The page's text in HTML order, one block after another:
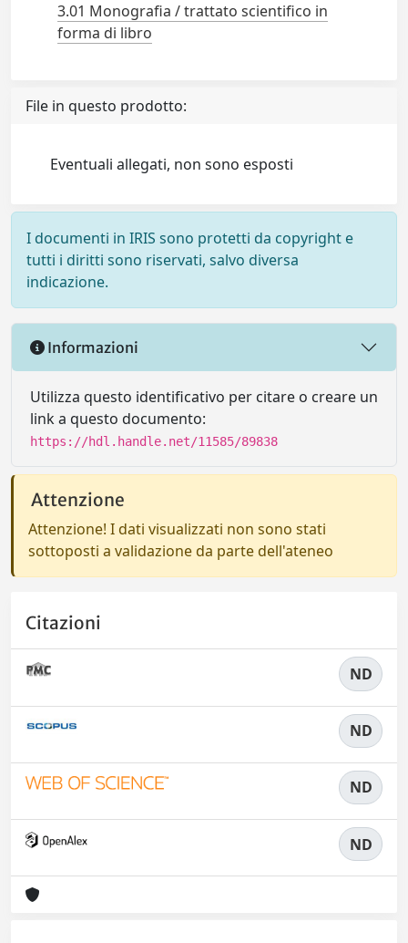
3.01 Monografia / trattato scientifico in
forma di libro
File in questo prodotto:
Eventuali allegati, non sono esposti
I documenti in IRIS sono protetti da copyright e
tutti i diritti sono riservati, salvo diversa
indicazione.
Informazioni
Utilizza questo identificativo per citare o creare un
link a questo documento:
https://hdl.handle.net/11585/89838
Attenzione
Attenzione! I dati visualizzati non sono stati
sottoposti a validazione da parte dell'ateneo
Citazioni
ND
ND
ND
ND